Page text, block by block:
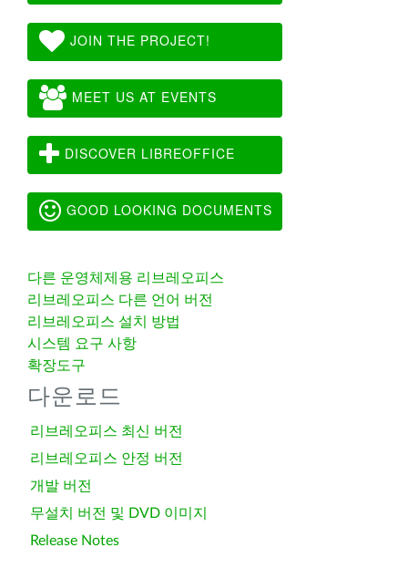
JOIN THE PROJECT!
MEET US AT EVENTS
DISCOVER LIBREOFFICE
GOOD LOOKING DOCUMENTS
다른 운영체제용 리브레오피스
리브레오피스 다른 언어 버전
리브레오피스 설치 방법
시스템 요구 사항
확장도구
다운로드
리브레오피스 최신 버전
리브레오피스 안정 버전
개발 버전
무설치 버전 및 DVD 이미지
Release Notes